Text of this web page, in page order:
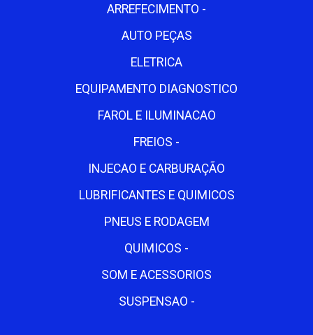
ARREFECIMENTO -
AUTO PEÇAS
ELETRICA
EQUIPAMENTO DIAGNOSTICO
FAROL E ILUMINACAO
FREIOS -
INJECAO E CARBURAÇÃO
LUBRIFICANTES E QUIMICOS
PNEUS E RODAGEM
QUIMICOS -
SOM E ACESSORIOS
SUSPENSAO -